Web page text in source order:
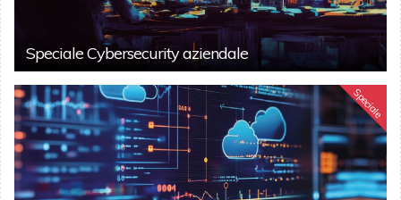
Speciale Cybersecurity aziendale
Speciale